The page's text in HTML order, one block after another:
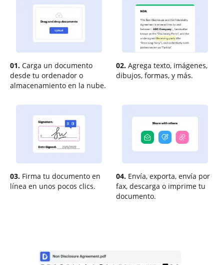
01. Carga un documento
desde tu ordenador o
almacenamiento en la nube.
02. Agrega texto, imágenes,
dibujos, formas, y más.
03. Firma tu documento en
línea en unos pocos clics.
04. Envía, exporta, envía por
fax, descarga o imprime tu
documento.